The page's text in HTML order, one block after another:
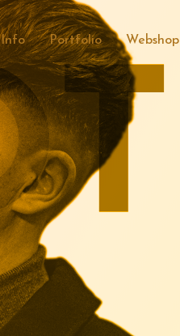
Info Portfolio Webshop